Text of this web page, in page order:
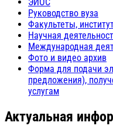
ЭИОС
Руководство вуза
Факультеты,
Научная
Международная
Фото и видео архив
Форма для подачи
предложения),
услугам
Актуальная